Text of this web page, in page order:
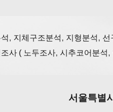
, 지체구조분석, 지형분석,
사 ( 노두조사, 시추코어분석
서울특별